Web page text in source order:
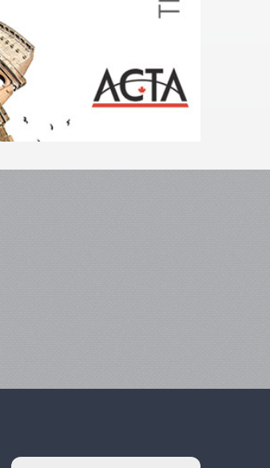
Тема